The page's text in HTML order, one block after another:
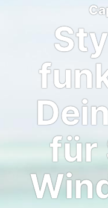
für